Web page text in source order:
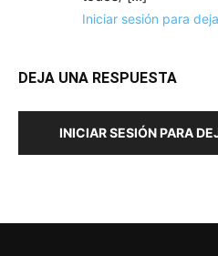
Iniciar sesión para
DEJA UNA RESPUESTA
INICIAR SESIÓN PARA